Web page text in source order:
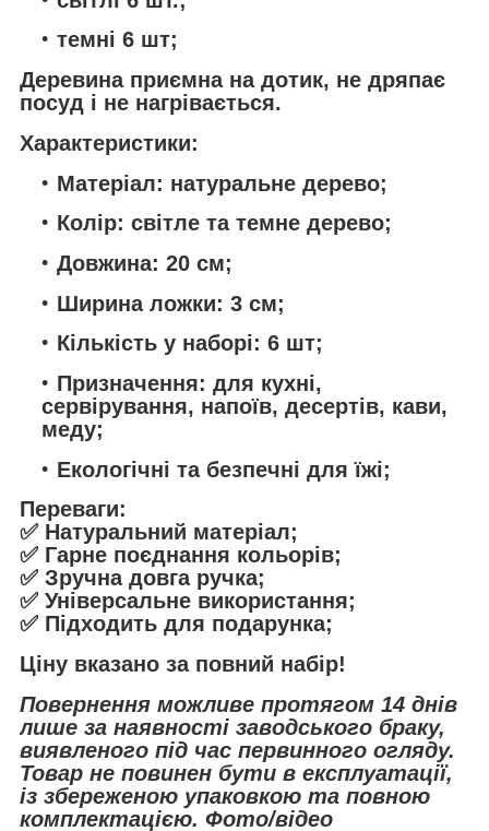
темні 6 шт;
Деревина приємна на дотик, не дряпає
посуд і не нагрівається.
Характеристики:
Матеріал: натуральне дерево;
Колір: світле та темне дерево;
Довжина: 20 см;
Ширина ложки: 3 см;
Кількість у наборі: 6 шт;
Призначення: для кухні,
сервірування, напоїв, десертів, кави,
меду;
Екологічні та безпечні для їжі;
Переваги:
✅ Натуральний матеріал;
✅ Гарне поєднання кольорів;
✅ Зручна довга ручка;
✅ Універсальне використання;
✅ Підходить для подарунка;
Ціну вказано за повний набір!
Повернення можливе протягом 14 днів
лише за наявності заводського браку,
виявленого під час первинного огляду.
Товар не повинен бути в експлуатації,
із збереженою упаковкою та повною
комплектацією. Фото/відео